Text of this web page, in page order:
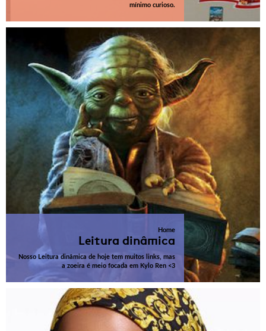
mínimo curioso.
Home
Leitura dinâmica
Nosso Leitura dinâmica de hoje tem muitos links, mas
a zoeira é meio focada em Kylo Ren <3